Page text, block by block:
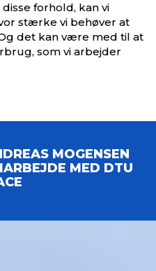
forhold, kan vi
stærke vi behøver at
det kan være med til at
som vi arbejder
MOGENSEN
MED DTU